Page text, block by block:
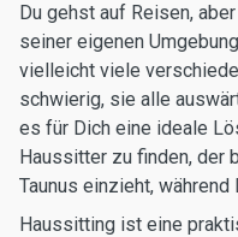
Du gehst auf Reisen,
seiner eigenen
vielleicht viele
schwierig, sie alle
es für Dich eine ideale
Haussitter zu finden, der
Taunus einzieht, während
Haussitting ist eine